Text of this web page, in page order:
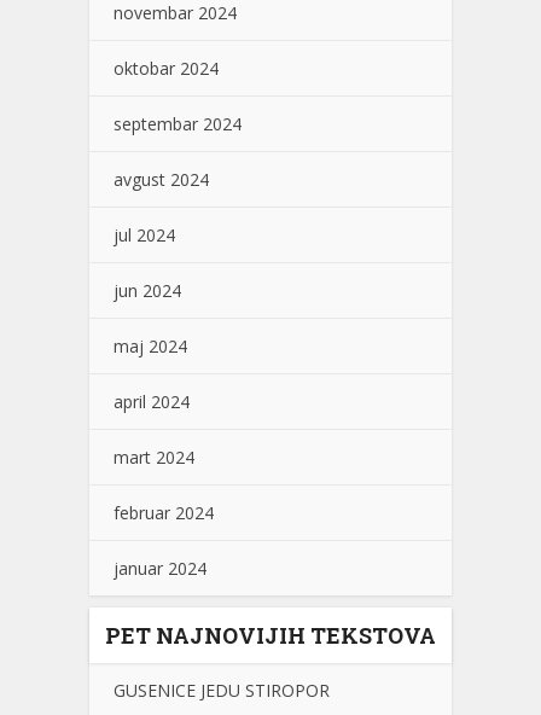
novembar 2024
oktobar 2024
septembar 2024
avgust 2024
jul 2024
jun 2024
maj 2024
april 2024
mart 2024
februar 2024
januar 2024
PET NAJNOVIJIH TEKSTOVA
GUSENICE JEDU STIROPOR